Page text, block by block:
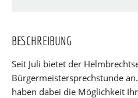
BESCHREIBUNG
Seit Juli bietet der
Bürgermeistersprechstunde
haben dabei die Möglichkeit